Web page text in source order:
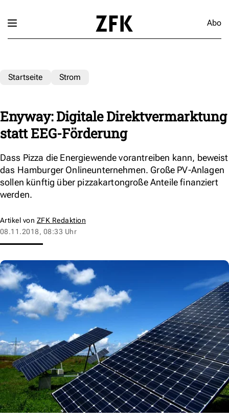
Abo
Startseite Strom
Enyway: Digitale Direktvermarktung
statt EEG-Förderung
Dass Pizza die Energiewende vorantreiben kann, beweist
das Hamburger Onlineunternehmen. Große PV-Anlagen
sollen künftig über pizzakartongroße Anteile finanziert
werden.
Artikel von ZFK Redaktion
08.11.2018, 08:33 Uhr